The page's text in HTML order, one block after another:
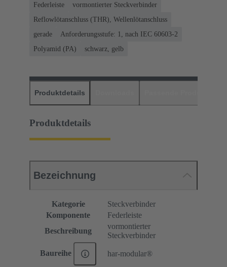
Federleiste
vormontierter Steckverbinder
Reflowlötanschluss (THR), Wellenlötanschluss
gerade
Anforderungsstufe: 1, nach IEC 60603-2
Polyamid (PA)
schwarz, gelb
Produktdetails
Produktdetails
Bezeichnung
Kategorie
Steckverbinder
Komponente
Federleiste
Beschreibung
vormontierter
Steckverbinder
Baureihe har-modular®